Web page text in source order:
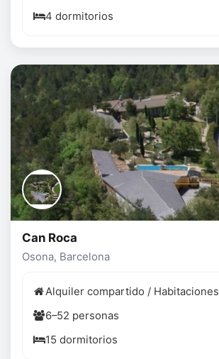
4 dormitorios
Can Roca
Osona, Barcelona
Alquiler compartido / Habitaciones
6–52 personas
15 dormitorios